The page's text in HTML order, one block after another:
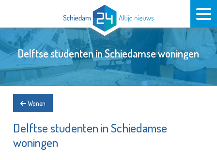
Delftse studenten in Schiedamse woningen
Wonen
Delftse studenten in Schiedamse
woningen